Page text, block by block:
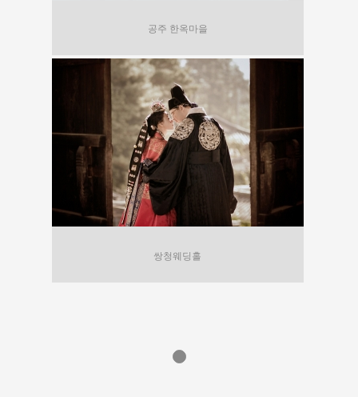
공주 한옥마을
쌍청웨딩홀